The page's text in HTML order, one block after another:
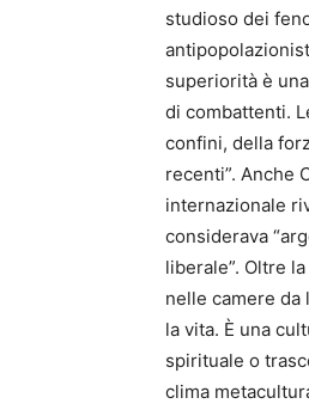
studioso dei
superiorità è
di combattenti.
confini, della
recenti”. Anche
internazionale
considerava
liberale”. Oltre
nelle camere da
la vita. È una
spirituale o
clima